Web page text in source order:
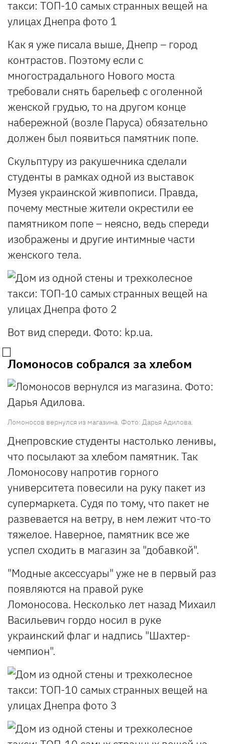
Как я уже писала выше, Днепр – город
контрастов. Поэтому если с
многострадального Нового моста
требовали снять барельеф с оголенной
женской грудью, то на другом конце
набережной (возле Паруса) обязательно
должен был появиться памятник попе.
Скульптуру из ракушечника сделали
студенты в рамках одной из выставок
Музея украинской живпописи. Правда,
почему местные жители окрестили ее
памятником попе – неясно, ведь спереди
изображены и другие интимные части
женского тела.
Вот вид спереди. Фото: kp.ua.
Ломоносов собрался за хлебом
Ломоносов вернулся из магазина. Фото: Дарья Адилова.
Днепровские студенты настолько ленивы,
что посылают за хлебом памятник. Так
Ломоносову напротив горного
университета повесили на руку пакет из
супермаркета. Судя по тому, что пакет не
развевается на ветру, в нем лежит что-то
тяжелое. Наверное, памятник все же
успел сходить в магазин за "добавкой".
"Модные аксессуары" уже не в первый раз
появляются на правой руке
Ломоносова. Несколько лет назад Михаил
Васильевич гордо носил в руке
украинский флаг и надпись "Шахтер-
чемпион".